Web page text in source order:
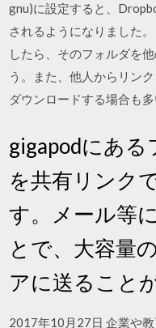
gnu)に設定すると、
されるようになりました
したら、そのフォルダを
う。また、他人からリン
ダウンロードする場合も多
gigapodにあ
を共有リンク
す。メール等
とで、大容量
アに送ること
2017年10月27日 企業や